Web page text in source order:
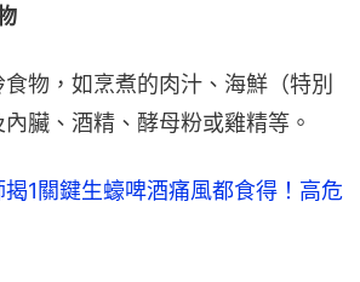
物，如烹煮的肉汁、海鮮（特別
臟、酒精、酵母粉或雞精等。
1關鍵生蠔啤酒痛風都食得！高危